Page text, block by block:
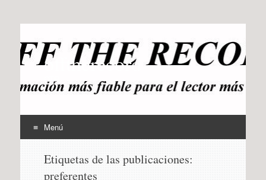
offtherecord
OTR
Menú
contenido
Etiquetas de las publicaciones:
preferentes